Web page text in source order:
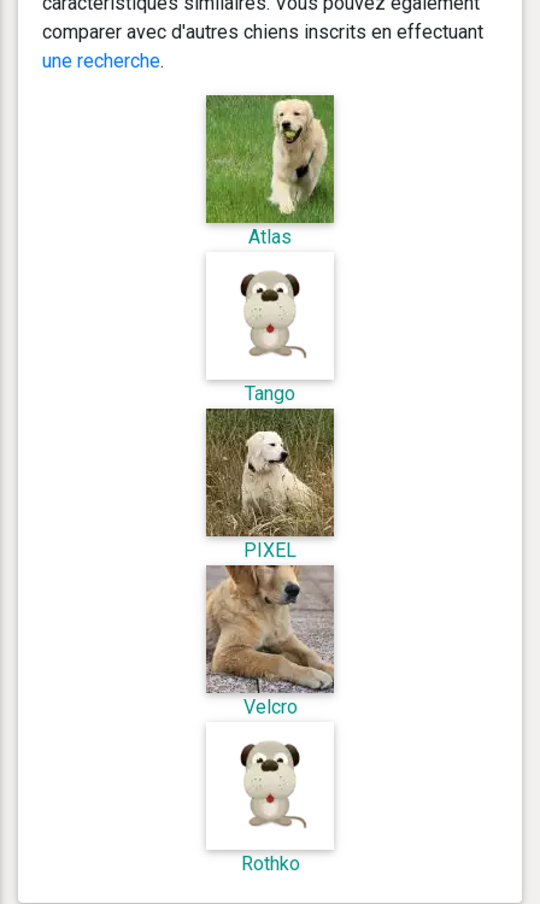
comparer avec d'autres chiens inscrits en effectuant
une recherche.
Atlas
Tango
PIXEL
Velcro
Rothko